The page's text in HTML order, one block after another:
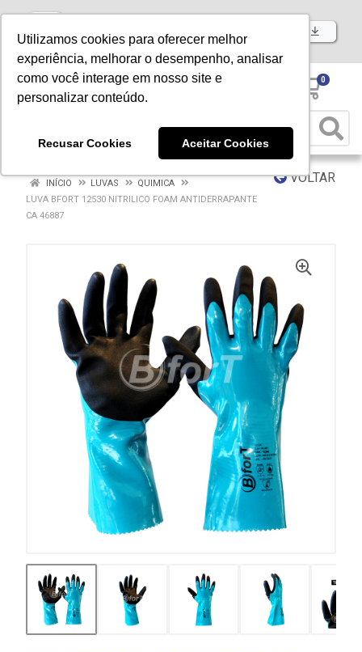
Utilizamos cookies para oferecer melhor
experiência, melhorar o desempenho, analisar
como você interage em nosso site e
personalizar conteúdo.
Recusar Cookies Aceitar Cookies
Baixe já nosso APP
0
VOLTAR
INÍCIO LUVAS
QUIMICA
LUVA BFORT 12530 NITRILICO FOAM ANTIDERRAPANTE
CA 46887